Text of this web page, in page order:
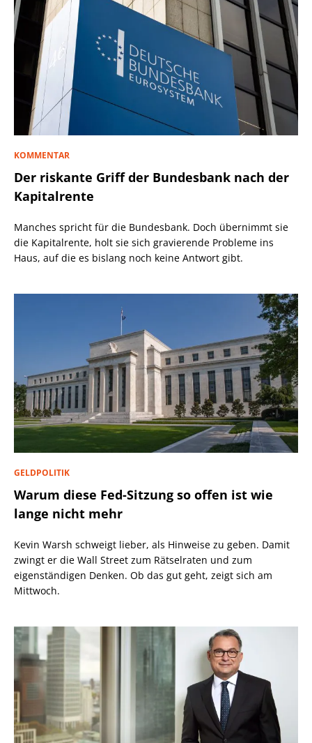
KOMMENTAR
Der riskante Griff der Bundesbank nach der
Kapitalrente
Manches spricht für die Bundesbank. Doch übernimmt sie
die Kapitalrente, holt sie sich gravierende Probleme ins
Haus, auf die es bislang noch keine Antwort gibt.
GELDPOLITIK
Warum diese Fed-Sitzung so offen ist wie
lange nicht mehr
Kevin Warsh schweigt lieber, als Hinweise zu geben. Damit
zwingt er die Wall Street zum Rätselraten und zum
eigenständigen Denken. Ob das gut geht, zeigt sich am
Mittwoch.